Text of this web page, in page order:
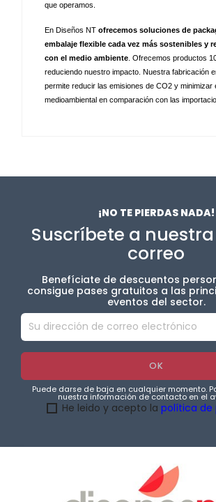
que operamos.
En Diseños NT ofrecemos soluciones de
embalaje flexible cada vez más sostenibles y
con el medio ambiente . Ofrecemos productos
reduciendo nuestro impacto. Nuestra fabricación
permite reducir las emisiones de CO2 y minimizar
medioambiental en comparación con las
¡NO TE PIERDAS NADA!
Suscríbete a
correo
Benefíciate de descuentos
consigue pases gratuitos a las
eventos del sector.
Puede darse de baja en cualquier momento.
nuestra información de contacto en el
He leido y acepto la política de